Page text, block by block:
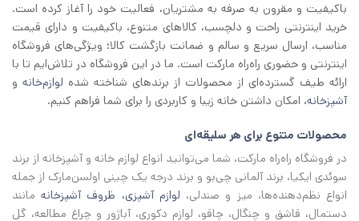
باکیفیت و مقرون به صرفه به مشتریان، فعالیت خود را آغاز کرده است.
خرید اینترنتی راحت و دلچسب، کالاهای متنوع، باکیفیت و دارای قیمت
مناسب، ارسال سریع و سالم و ضمانت بازگشت کالا؛ ویژگی‌های فروشگاه
اینترنتی و حضوری راه‌راه مارکت است. ما در این فروشگاه در تلاش‌ایم تا با
ارائه طیف گسترده‌ای از محصولات از برند‌های شناخته شده لوازم‌خانه و
آشپزخانه، امکان داشتن خانه زیبا و کاربردی را برای شما فراهم کنیم.
محصولات متنوع برای هر سلیقه‌ای
در فروشگاه راه‌راه مارکت، شما می‌توانید انواع لوازم خانه و آشپزخانه از برند
سوئدی ایکیا، برند آلمانی چی‌بو و برند درجه یک چینی اولسن‌مارک از جمله
انواع نظم‌دهنده‌ها، میز و صندلی، لوازم آشپزی، ظروف آشپزخانهمانند
دستمال، قاشق و چنگال، چاقو، لوازم دکوری، آباژور و چراغ مطالعه، گل